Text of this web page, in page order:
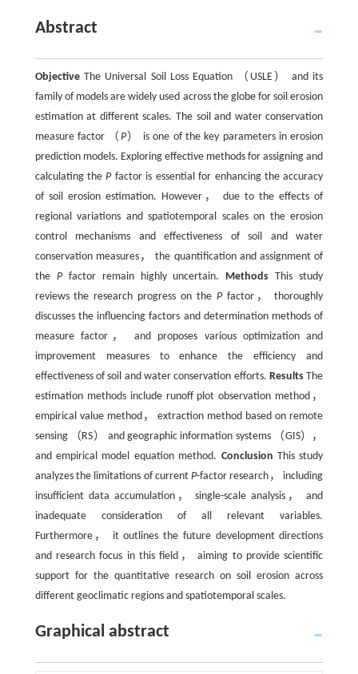
Abstract
ObjectiveThe Universal Soil Loss Equation （USLE） and its
family of models are widely used across the globe for soil erosion
estimation at different scales. The soil and water conservation
measure factor （ P） is one of the key parameters in erosion
prediction models. Exploring effective methods for assigning and
calculating thePfactor is essential for enhancing the accuracy
of soil erosion estimation. However， due to the effects of
regional variations and spatiotemporal scales on the erosion
control mechanisms and effectiveness of soil and water
conservation measures， the quantification and assignment of
the Pfactor remain highly uncertain. Methods This study
reviews the research progress on the Pfactor， thoroughly
discusses the influencing factors and determination methods of
measure factor， and proposes various optimization and
improvement measures to enhance the efficiency and
effectiveness of soil and water conservation efforts.Results The
estimation methods include runoff plot observation method，
empirical value method， extraction method based on remote
sensing （RS） and geographic information systems （GIS），
and empirical model equation method. Conclusion This study
analyzes the limitations of currentP-factor research， including
insufficient data accumulation， single-scale analysis， and
inadequate consideration of all relevant variables.
Furthermore， it outlines the future development directions
and research focus in this field， aiming to provide scientific
support for the quantitative research on soil erosion across
different geoclimatic regions and spatiotemporal scales.
Graphical abstract